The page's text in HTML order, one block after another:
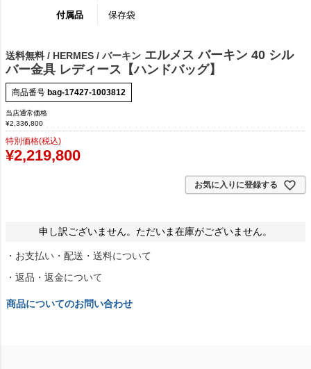
付属品 保存袋
送料無料 / HERMES / バーキン エルメス バーキン 40 シル
バー金具 レディース【ハンドバッグ】
商品番号 bag-17427-1003812
当店通常価格
¥2,336,800
特別価格(税込)
¥2,219,800
お気に入りに登録する
申し訳ございません。ただいま在庫がございません。
・お支払い・配送・送料について
・返品・返金について
商品についてのお問い合わせ